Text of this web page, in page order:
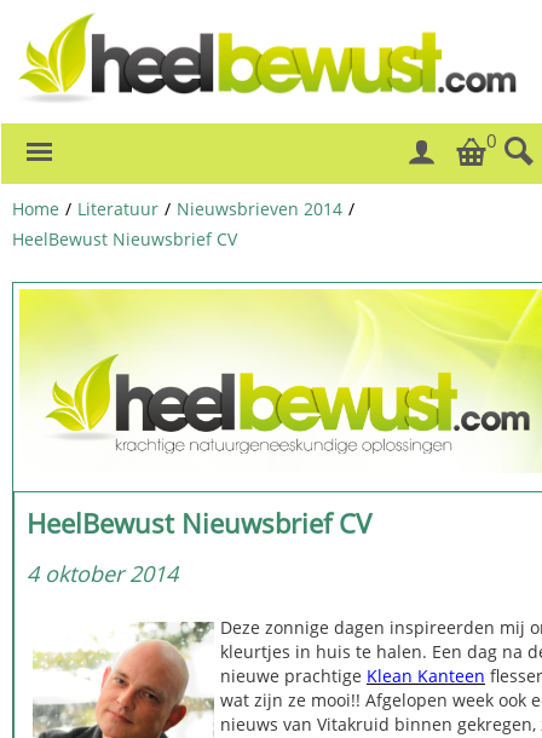
0
Home / Literatuur / Nieuwsbrieven 2014 /
HeelBewust Nieuwsbrief CV
HeelBewust Nieuwsbrief CV
4 oktober 2014
Deze zonnige dagen inspireerden mij
kleurtjes in huis te halen. Een dag na
nieuwe prachtige Klean Kanteen
wat zijn ze mooi!! Afgelopen week ook
nieuws van Vitakruid binnen gekregen,